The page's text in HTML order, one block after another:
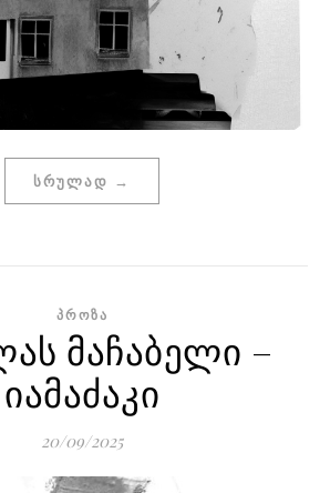
ᲡᲠᲣᲚᲐᲓ →
ᲞᲠᲝᲖᲐ
მაჩაბელი –
იამაძაკი
20/09/2025